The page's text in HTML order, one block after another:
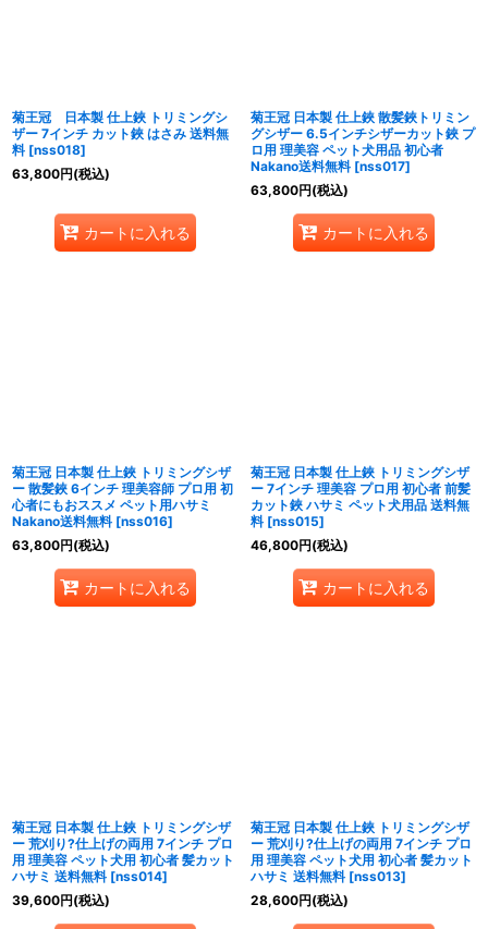
菊王冠 日本製 仕上鋏 トリミングシ
ザー 7インチ カット鋏 はさみ 送料無
料 [nss018]
63,800円(税込)
カートに入れる
菊王冠 日本製 仕上鋏 散髪鋏トリミン
グシザー 6.5インチシザーカット鋏 プ
ロ用 理美容 ペット犬用品 初心者
Nakano送料無料 [nss017]
63,800円(税込)
カートに入れる
菊王冠 日本製 仕上鋏 トリミングシザ
ー 散髪鋏 6インチ 理美容師 プロ用 初
心者にもおススメ ペット用ハサミ
Nakano送料無料 [nss016]
63,800円(税込)
カートに入れる
菊王冠 日本製 仕上鋏 トリミングシザ
ー 7インチ 理美容 プロ用 初心者 前髪
カット鋏 ハサミ ペット犬用品 送料無
料 [nss015]
46,800円(税込)
カートに入れる
菊王冠 日本製 仕上鋏 トリミングシザ
ー 荒刈り?仕上げの両用 7インチ プロ
用 理美容 ペット犬用 初心者 髪カット
ハサミ 送料無料 [nss014]
39,600円(税込)
菊王冠 日本製 仕上鋏 トリミングシザ
ー 荒刈り?仕上げの両用 7インチ プロ
用 理美容 ペット犬用 初心者 髪カット
ハサミ 送料無料 [nss013]
28,600円(税込)